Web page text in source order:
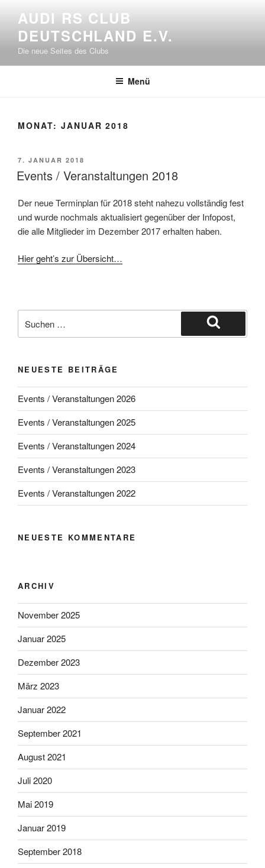
Inhalt
springen
AUDI RS CLUB
DEUTSCHLAND E.V.
Die neue Seites des Clubs
Menü
MONAT: JANUAR 2018
VERÖFFENTLICHT
AM
7. JANUAR 2018
Events / Veranstaltungen 2018
Der neue Terminplan für 2018 steht nahezu vollständig fest
und wurde nochmals aktualisiert gegenüber der Infopost,
die alle Mitglieder im Dezember 2017 erhalten haben.
Hier geht’s zur Übersicht…
nach:
Suchen
NEUESTE BEITRÄGE
Events / Veranstaltungen 2026
Events / Veranstaltungen 2025
Events / Veranstaltungen 2024
Events / Veranstaltungen 2023
Events / Veranstaltungen 2022
NEUESTE KOMMENTARE
ARCHIV
November 2025
Januar 2025
Dezember 2023
März 2023
Januar 2022
September 2021
August 2021
Juli 2020
Mai 2019
Januar 2019
September 2018